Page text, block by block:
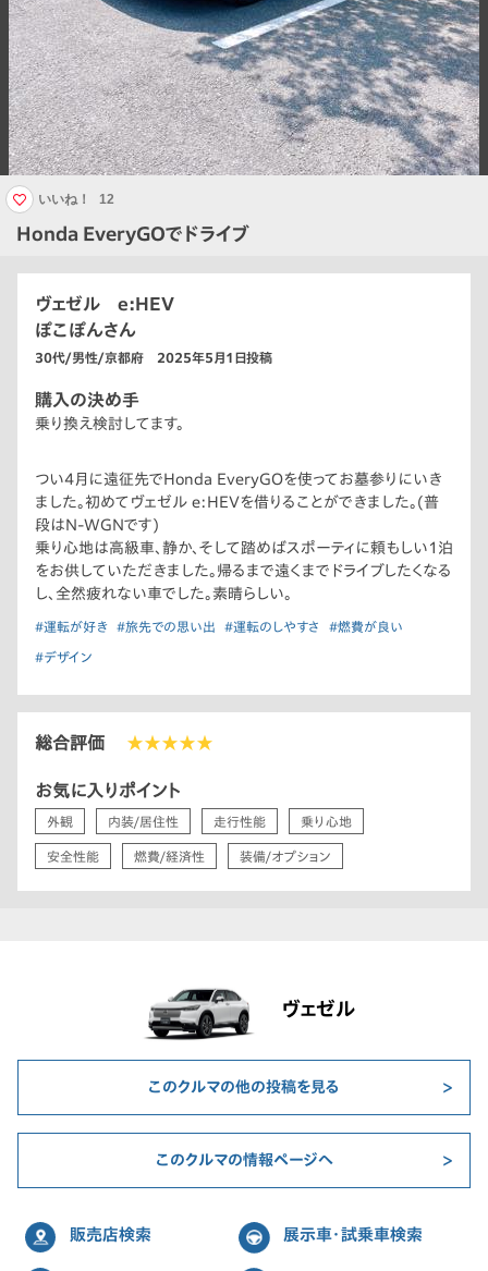
Honda EveryGOでドライブ
いいね！ 12
ヴェゼル e:HEV
ぽこぽんさん
30代/男性/京都府 2025年5月1日投稿
購入の決め手
乗り換え検討してます。
つい4月に遠征先でHonda EveryGOを使ってお墓参りにいき
ました。初めてヴェゼル e:HEVを借りることができました。(普
段はN-WGNです)
乗り心地は高級車、静か、そして踏めばスポーティに頼もしい1泊
をお供していただきました。帰るまで遠くまでドライブしたくなる
し、全然疲れない車でした。素晴らしい。
#運転が好き #旅先での思い出 #運転のしやすさ #燃費が良い
#デザイン
総合評価 ★★★★★
お気に入りポイント
外観 内装/居住性 走行性能 乗り心地
安全性能 燃費/経済性 装備/オプション
ヴェゼル
このクルマの他の投稿を見る
このクルマの情報ページへ
販売店検索 展示車・試乗車検索